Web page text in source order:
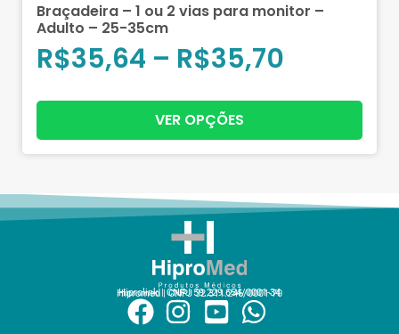
Braçadeira – 1 ou 2 vias para monitor –
Adulto – 25-35cm
R$35,64 – R$35,70
VER OPÇÕES
Hiprolink | CNPJ 59.229.654/0001-34
Hipromed | CNPJ 32.311.246/0001-70